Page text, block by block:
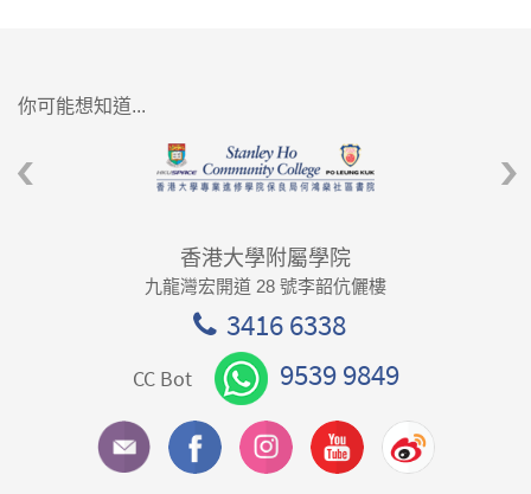
你可能想知道...
香港大學附屬學院
九龍灣宏開道 28 號李韶伉儷樓
3416 6338
CC Bot 9539 9849